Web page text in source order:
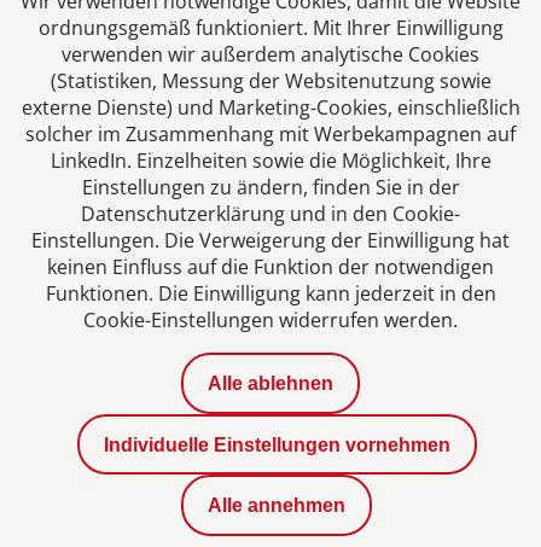
Impressum
Datenschutzerklärung
Aktuelles
ordnungsgemäß funktioniert. Mit Ihrer Einwilligung
verwenden wir außerdem analytische Cookies
(Statistiken, Messung der Websitenutzung sowie
externe Dienste) und Marketing-Cookies, einschließlich
solcher im Zusammenhang mit Werbekampagnen auf
LinkedIn. Einzelheiten sowie die Möglichkeit, Ihre
Einstellungen zu ändern, finden Sie in der
Datenschutzerklärung und in den Cookie-
Einstellungen. Die Verweigerung der Einwilligung hat
keinen Einfluss auf die Funktion der notwendigen
Funktionen. Die Einwilligung kann jederzeit in den
Cookie-Einstellungen widerrufen werden.
Alle ablehnen
Individuelle Einstellungen vornehmen
Alle annehmen